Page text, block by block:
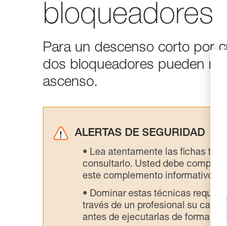
bloqueadores
Para un descenso corto por
dos bloqueadores pueden
ascenso.
ALERTAS DE SEGURIDAD
Lea atentamente las fichas
consultarlo. Usted debe
este complemento informativo.
Dominar estas técnicas
través de un profesional su
antes de ejecutarlas de forma